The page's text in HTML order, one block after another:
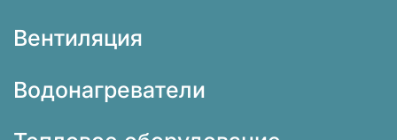
Вентиляция
Водонагреватели